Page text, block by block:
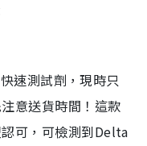
速測試劑，現時只
意送貨時間！這款
可，可檢測到Delta